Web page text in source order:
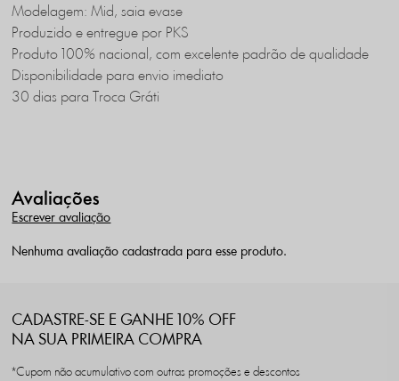
Modelagem: Mid, saia evase
Produzido e entregue por PKS
Produto 100% nacional, com excelente padrão de qualidade
Disponibilidade para envio imediato
30 dias para Troca Gráti
Avaliações
Escrever avaliação
Nenhuma avaliação cadastrada para esse produto.
CADASTRE-SE E GANHE 10% OFF
NA SUA PRIMEIRA COMPRA
*Cupom não acumulativo com outras promoções e descontos